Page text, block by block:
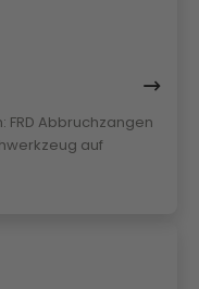
Abbruchzangen
auf